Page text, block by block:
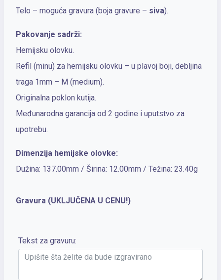
Telo – moguća gravura (boja gravure – siva).
Pakovanje sadrži:
Hemijsku olovku.
Refil (minu) za hemijsku olovku – u plavoj boji, debljina
traga 1mm – M (medium).
Originalna poklon kutija.
Međunarodna garancija od 2 godine i uputstvo za
upotrebu.
Dimenzija hemijske olovke:
Dužina: 137.00mm / Širina: 12.00mm / Težina: 23.40g
Gravura (UKLJUČENA U CENU!)
Tekst za gravuru: